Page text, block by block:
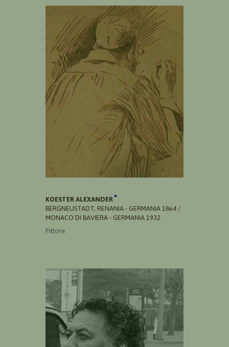
KOESTER ALEXANDER
BERGNEUSTADT, RENANIA - GERMANIA 1864 /
MONACO DI BAVIERA - GERMANIA 1932
Pittore